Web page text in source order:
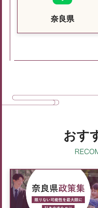
奈良県
おす